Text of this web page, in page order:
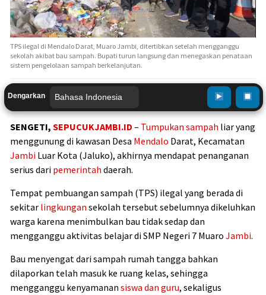
TPS ilegal di Mendalo Darat, Muaro Jambi, ditertibkan setelah mengganggu
sekolah akibat bau sampah. Bupati turun langsung dan menegaskan penataan
sistem pengelolaan sampah berkelanjutan.
Dengarkan
SENGETI, SEPUCUKJAMBI.ID – Tumpukan sampah liar yang
menggunung di kawasan Desa Mendalo Darat, Kecamatan
Jambi Luar Kota (Jaluko), akhirnya mendapat penanganan
serius dari pemerintah daerah.
Tempat pembuangan sampah (TPS) ilegal yang berada di
sekitar lingkungan sekolah tersebut sebelumnya dikeluhkan
warga karena menimbulkan bau tidak sedap dan
mengganggu aktivitas belajar di SMP Negeri 7 Muaro Jambi.
Bau menyengat dari sampah rumah tangga bahkan
dilaporkan telah masuk ke ruang kelas, sehingga
mengganggu kenyamanan siswa dan guru, sekaligus